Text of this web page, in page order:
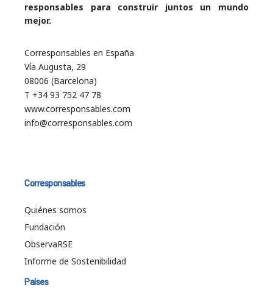
responsables para construir juntos un mundo
mejor.
Corresponsables en España
Vía Augusta, 29
08006 (Barcelona)
T +34 93 752 47 78
www.corresponsables.com
info@corresponsables.com
Corresponsables
Quiénes somos
Fundación
ObservaRSE
Informe de Sostenibilidad
Países